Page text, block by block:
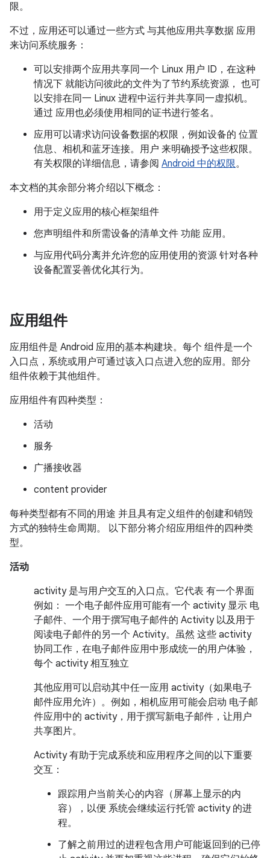
限。
不过，应用还可以通过一些方式 与其他应用共享数据 应用
来访问系统服务：
可以安排两个应用共享同一个 Linux 用户 ID，在这种
情况下 就能访问彼此的文件为了节约系统资源， 也可
以安排在同一 Linux 进程中运行并共享同一虚拟机。
通过 应用也必须使用相同的证书进行签名。
应用可以请求访问设备数据的权限，例如设备的 位置
信息、相机和蓝牙连接。用户 来明确授予这些权限。
有关权限的详细信息，请参阅 Android 中的权限。
本文档的其余部分将介绍以下概念：
用于定义应用的核心框架组件
您声明组件和所需设备的清单文件 功能 应用。
与应用代码分离并允许您的应用使用的资源 针对各种
设备配置妥善优化其行为。
应用组件
应用组件是 Android 应用的基本构建块。每个 组件是一个
入口点，系统或用户可通过该入口点进入您的应用。部分
组件依赖于其他组件。
应用组件有四种类型：
活动
服务
广播接收器
content provider
每种类型都有不同的用途 并且具有定义组件的创建和销毁
方式的独特生命周期。 以下部分将介绍应用组件的四种类
型。
活动
activity 是与用户交互的入口点。 它代表 有一个界面
例如： 一个电子邮件应用可能有一个 activity 显示 电
子邮件、一个用于撰写电子邮件的 Activity 以及用于
阅读电子邮件的另一个 Activity。虽然 这些 activity
协同工作，在电子邮件应用中形成统一的用户体验，
每个 activity 相互独立
其他应用可以启动其中任一应用 activity（如果电子
邮件应用允许）。例如，相机应用可能会启动 电子邮
件应用中的 activity，用于撰写新电子邮件，让用户
共享图片。
Activity 有助于完成系统和应用程序之间的以下重要
交互：
跟踪用户当前关心的内容（屏幕上显示的内
容），以便 系统会继续运行托管 activity 的进
程。
了解之前用过的进程包含用户可能返回到的已停